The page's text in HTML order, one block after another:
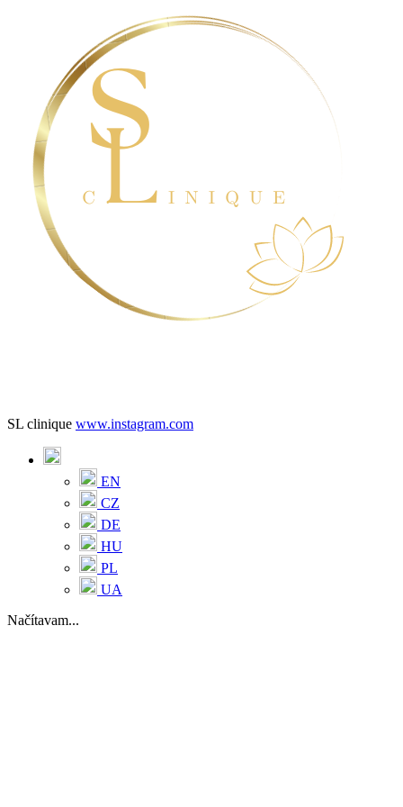
SL clinique www.instagram.com
EN
CZ
DE
HU
PL
UA
Načítavam...